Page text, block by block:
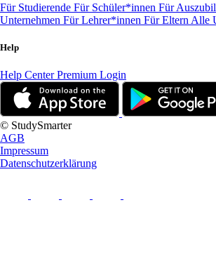
Für Studierende Für Schüler*innen Für
Unternehmen Für Lehrer*innen Für Eltern Alle
Help
Help CenterPremium Login
© StudySmarter
AGB
Impressum
Datenschutzerklärung